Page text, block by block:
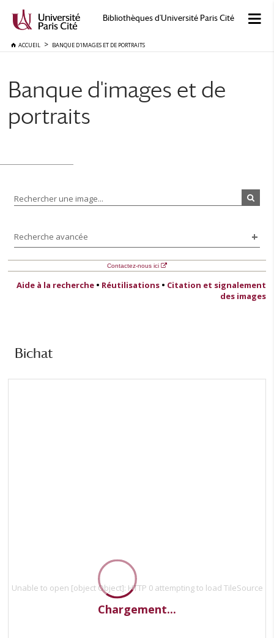
Bibliothèques d'Université Paris Cité
ACCUEIL BANQUE D'IMAGES ET DE PORTRAITS
Banque d'images et de
portraits
Rechercher une image...
Recherche avancée
Contactez-nous ici
Aide à la recherche • Réutilisations • Citation et signalement
des images
Bichat
Unable to open [object Object]: HTTP 0 attempting to load TileSource
Chargement...